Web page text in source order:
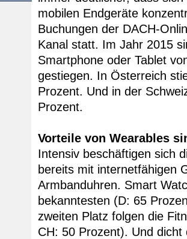
mobilen Endgeräte
Buchungen der DACH-
Kanal statt. Im Jahr 2015
Smartphone oder Tablet
gestiegen. In Österreich
Prozent. Und in der
Prozent.
Vorteile von Wearables
Intensiv beschäftigen sich
bereits mit internetfähigen
Armbanduhren. Smart
bekanntesten (D: 65
zweiten Platz folgen die
CH: 50 Prozent). Und